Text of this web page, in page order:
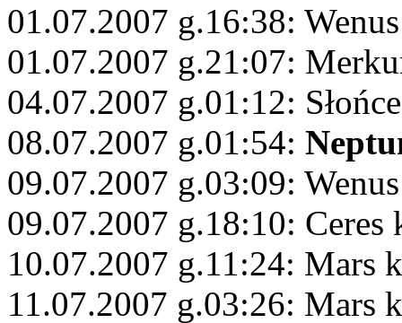
01.07.2007 g.16:38:
01.07.2007 g.21:07:
04.07.2007 g.01:12:
08.07.2007 g.01:54:
09.07.2007 g.03:09:
09.07.2007 g.18:10:
10.07.2007 g.11:24: Mars
11.07.2007 g.03:26: Mars